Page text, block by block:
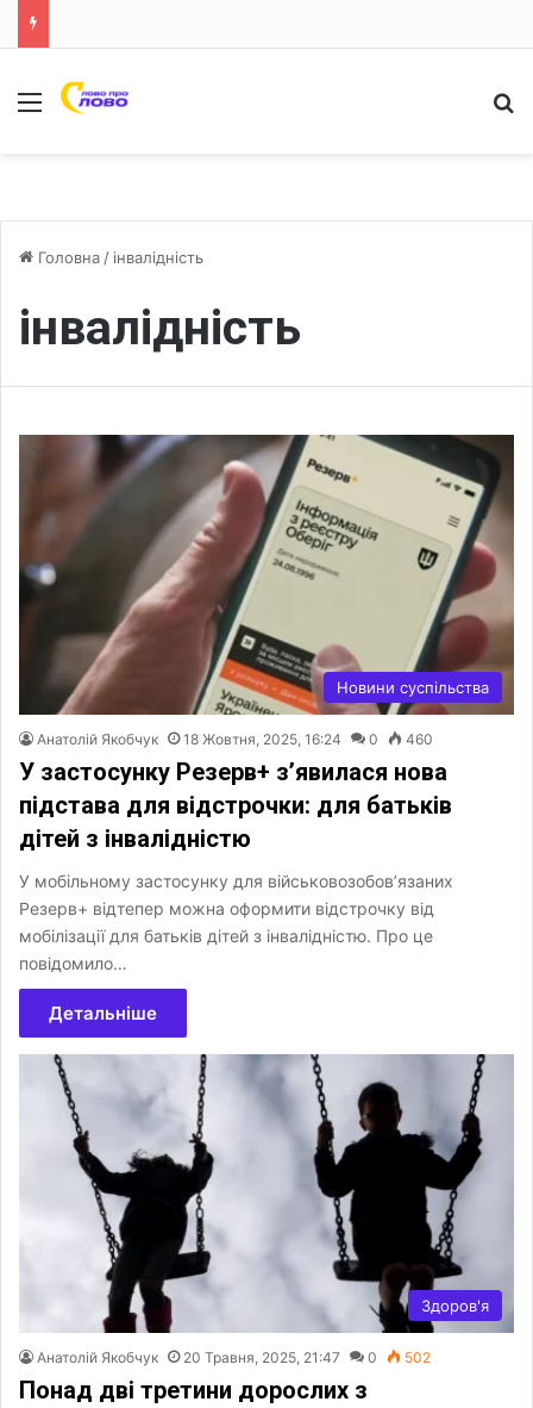
Меню
Головна / інвалідність
інвалідність
Новини суспільства
Анатолій Якобчук 18 Жовтня, 2025, 16:24 0 460
У застосунку Резерв+ з’явилася нова
підстава для відстрочки: для батьків
дітей з інвалідністю
У мобільному застосунку для військовозобов’язаних
Резерв+ відтепер можна оформити відстрочку від
мобілізації для батьків дітей з інвалідністю. Про це
повідомило…
Детальніше
Здоров'я
Анатолій Якобчук 20 Травня, 2025, 21:47 0 502
Понад дві третини дорослих з